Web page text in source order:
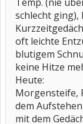
schlecht
oft leichte
blutigem
keine Hitze
Heute:
Morgensteife,
dem
mit dem